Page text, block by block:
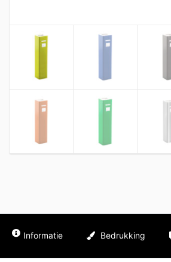
Informatie Bedrukking